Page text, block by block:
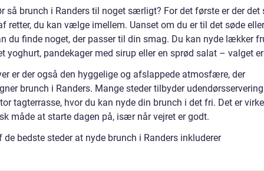
så brunch i Randers til noget særligt? For det første er der det
retter, du kan vælge imellem. Uanset om du er til det søde
du finde noget, der passer til din smag. Du kan nyde lækker
yoghurt, pandekager med sirup eller en sprød salat – valget
er der også den hyggelige og afslappede atmosfære, der
brunch i Randers. Mange steder tilbyder
tagterrasse, hvor du kan nyde din brunch i det fri. Det er
måde at starte dagen på, især når vejret er godt.
de bedste steder at nyde brunch i Randers inkluderer